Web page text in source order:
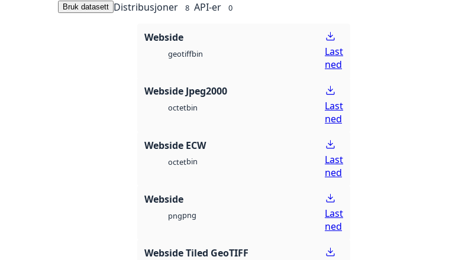
Bruk datasett Distribusjoner 8 API-er 0
Webside
geotiffbin
Last
ned
Webside Jpeg2000
octetbin
Last
ned
Webside ECW
octetbin
Last
ned
Webside
pngpng
Last
ned
Webside Tiled GeoTIFF